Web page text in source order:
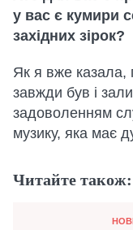
у вас є кумири
західних зірок?
Як я вже
завжди був і
задоволенням
музику, яка має
Читайте також: